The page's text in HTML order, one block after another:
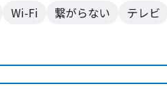
Wi-Fi 繋がらない テレビ